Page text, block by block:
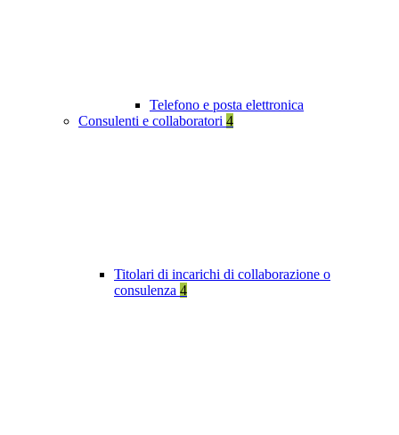
Telefono e posta elettronica
Consulenti e collaboratori 4
Titolari di incarichi di collaborazione o
consulenza 4